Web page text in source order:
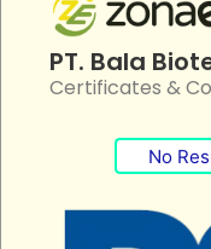
PT. Bala
Certificates &
No